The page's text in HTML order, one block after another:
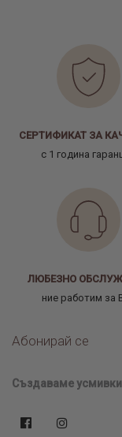
СЕРТИФИКАТ ЗА
с 1 година
ЛЮБЕЗНО
ние работим за
Абонирай се
Създаваме